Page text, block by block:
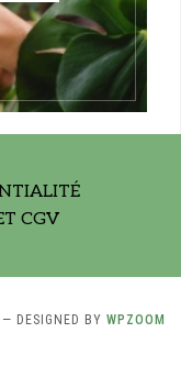
CGV
— DESIGNED BY WPZOOM